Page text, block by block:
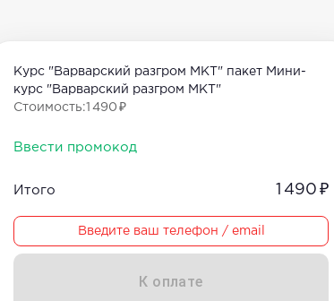
Курс "Варварский разгром МКТ" пакет Мини-
курс "Варварский разгром МКТ"
Стоимость:1 490 ₽
Ввести промокод
Итого 1 490 ₽
Введите ваш телефон / email
К оплате